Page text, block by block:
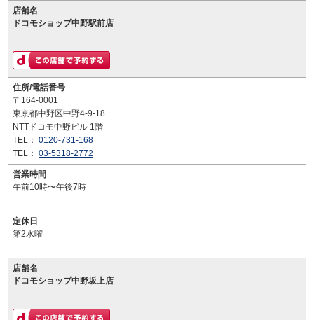
店舗名
ドコモショップ中野駅前店
住所/電話番号
〒164-0001
東京都中野区中野4-9-18
NTTドコモ中野ビル 1階
TEL： 0120-731-168
TEL： 03-5318-2772
営業時間
午前10時〜午後7時
定休日
第2水曜
店舗名
ドコモショップ中野坂上店